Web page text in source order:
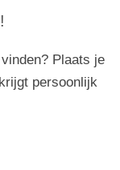
Plaats je
persoonlijk